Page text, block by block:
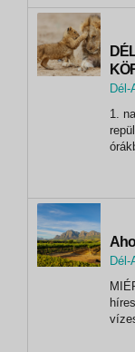
1. nap • Budapest –
órákban. 2. nap •
,
híres